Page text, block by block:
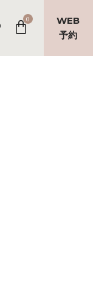
WEB
予約